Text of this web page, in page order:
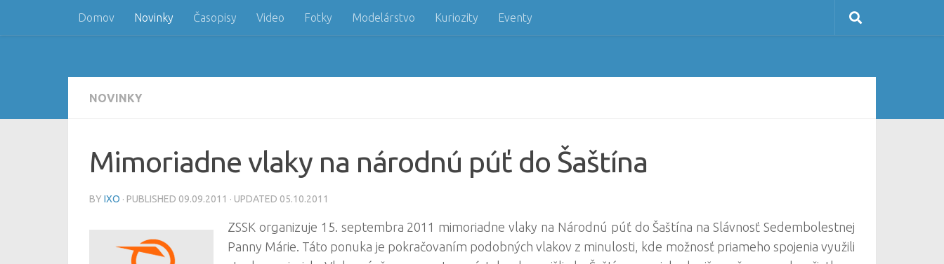
Skip to content
Domov Novinky Časopisy Video Fotky Modelárstvo Kuriozity Eventy
NOVINKY
Mimoriadne vlaky na národnú púť do Šaštína
BY IXO · PUBLISHED 09.09.2011 · UPDATED 05.10.2011
ZSSK organizuje 15. septembra 2011 mimoriadne vlaky na Národnú púť do Šaštína na Slávnosť Sedembolestnej
Panny Márie. Táto ponuka je pokračovaním podobných vlakov z minulosti, kde možnosť priameho spojenia využili